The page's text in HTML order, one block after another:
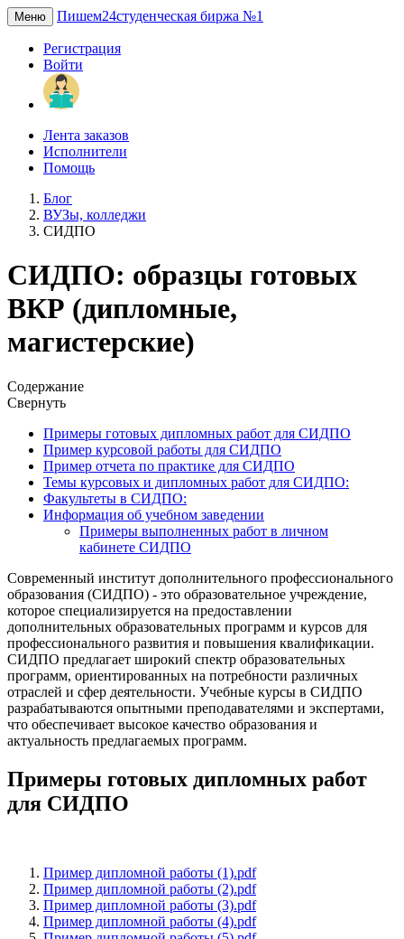
Меню Пишем24студенческая биржа №1
Регистрация
Войти
Лента заказов
Исполнители
Помощь
Блог
ВУЗы, колледжи
СИДПО
СИДПО: образцы готовых
ВКР (дипломные,
магистерские)
Содержание
Свернуть
Примеры готовых дипломных работ для СИДПО
Пример курсовой работы для СИДПО
Пример отчета по практике для СИДПО
Темы курсовых и дипломных работ для СИДПО:
Факультеты в СИДПО:
Информация об учебном заведении
Примеры выполненных работ в личном
кабинете СИДПО
Современный институт дополнительного профессионального
образования (СИДПО) - это образовательное учреждение,
которое специализируется на предоставлении
дополнительных образовательных программ и курсов для
профессионального развития и повышения квалификации.
СИДПО предлагает широкий спектр образовательных
программ, ориентированных на потребности различных
отраслей и сфер деятельности. Учебные курсы в СИДПО
разрабатываются опытными преподавателями и экспертами,
что обеспечивает высокое качество образования и
актуальность предлагаемых программ.
Примеры готовых дипломных работ
для СИДПО
Пример дипломной работы (1).pdf
Пример дипломной работы (2).pdf
Пример дипломной работы (3).pdf
Пример дипломной работы (4).pdf